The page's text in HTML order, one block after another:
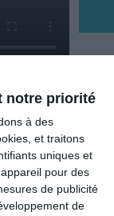
notre priorité
à des
et traitons
uniques et
pour des
de publicité
de